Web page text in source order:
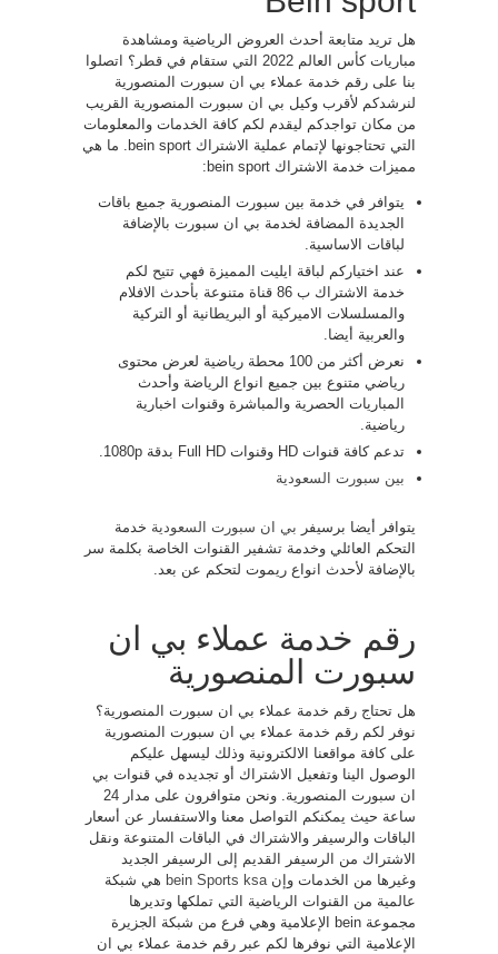
هل تريد متابعة أحدث العروض الرياضية ومشاهدة
مباريات كأس العالم 2022 التي ستقام في قطر؟ اتصلوا
بنا على رقم خدمة عملاء بي ان سبورت المنصورية
لنرشدكم لأقرب وكيل بي ان سبورت المنصورية القريب
من مكان تواجدكم ليقدم لكم كافة الخدمات والمعلومات
التي تحتاجونها لإتمام عملية الاشتراك bein sport. ما هي
مميزات خدمة الاشتراك bein sport:
يتوافر في خدمة بين سبورت المنصورية جميع باقات
الجديدة المضافة لخدمة بي ان سبورت بالإضافة
لباقات الاساسية.
عند اختياركم لباقة ايليت المميزة فهي تتيح لكم
خدمة الاشتراك ب 86 قناة متنوعة بأحدث الافلام
والمسلسلات الاميركية أو البريطانية أو التركية
والعربية أيضا.
نعرض أكثر من 100 محطة رياضية لعرض محتوى
رياضي متنوع بين جميع انواع الرياضة وأحدث
المباريات الحصرية والمباشرة وقنوات اخبارية
رياضية.
تدعم كافة قنوات HD وقنوات Full HD بدقة 1080p.
بين سبورت السعودية
يتوافر أيضا برسيفر بي ان سبورت السعودية خدمة
التحكم العائلي وخدمة تشفير القنوات الخاصة بكلمة سر
بالإضافة لأحدث انواع ريموت لتحكم عن بعد.
رقم خدمة عملاء بي ان
سبورت المنصورية
هل تحتاج رقم خدمة عملاء بي ان سبورت المنصورية؟
نوفر لكم رقم خدمة عملاء بي ان سبورت المنصورية
على كافة مواقعنا الالكترونية وذلك ليسهل عليكم
الوصول الينا وتفعيل الاشتراك أو تجديده في قنوات بي
ان سبورت المنصورية. ونحن متوافرون على مدار 24
ساعة حيث يمكنكم التواصل معنا والاستفسار عن أسعار
الباقات والرسيفر والاشتراك في الباقات المتنوعة ونقل
الاشتراك من الرسيفر القديم إلى الرسيفر الجديد
وغيرها من الخدمات وإن bein Sports ksa هي شبكة
عالمية من القنوات الرياضية التي تملكها وتديرها
مجموعة bein الإعلامية وهي فرع من شبكة الجزيرة
الإعلامية التي نوفرها لكم عبر رقم خدمة عملاء بي ان